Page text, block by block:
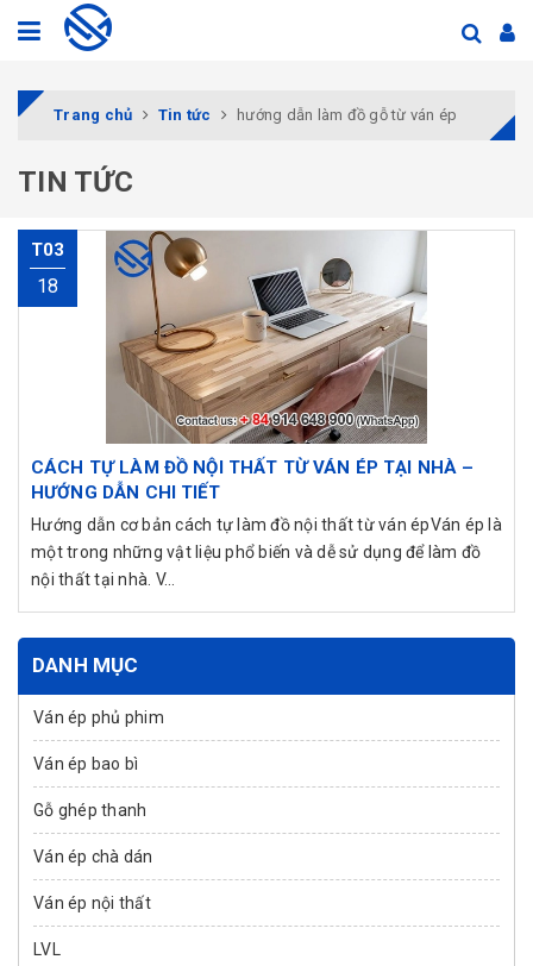
Trang chủ Tin tức hướng dẫn làm đồ gỗ từ ván ép
TIN TỨC
T03
18
CÁCH TỰ LÀM ĐỒ NỘI THẤT TỪ VÁN ÉP TẠI NHÀ –
HƯỚNG DẪN CHI TIẾT
Hướng dẫn cơ bản cách tự làm đồ nội thất từ ván épVán ép là
một trong những vật liệu phổ biến và dễ sử dụng để làm đồ
nội thất tại nhà. V...
DANH MỤC
Ván ép phủ phim
Ván ép bao bì
Gỗ ghép thanh
Ván ép chà dán
Ván ép nội thất
LVL